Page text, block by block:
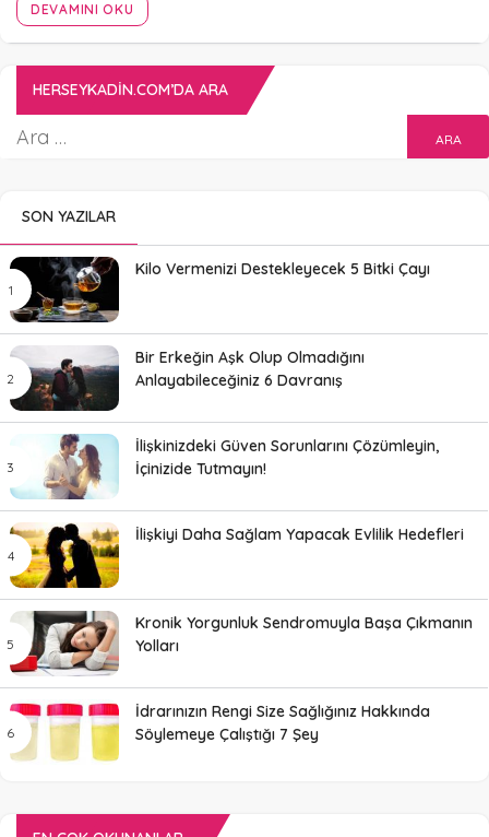
DEVAMINI OKU
HERSEYKADIN.COM’DA ARA
SON YAZILAR
Kilo Vermenizi Destekleyecek 5 Bitki Çayı
Bir Erkeğin Aşk Olup Olmadığını
Anlayabileceğiniz 6 Davranış
İlişkinizdeki Güven Sorunlarını Çözümleyin,
İçinizide Tutmayın!
İlişkiyi Daha Sağlam Yapacak Evlilik Hedefleri
Kronik Yorgunluk Sendromuyla Başa Çıkmanın
Yolları
İdrarınızın Rengi Size Sağlığınız Hakkında
Söylemeye Çalıştığı 7 Şey